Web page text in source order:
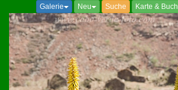
Galerie Neu Suche Karte & Buch